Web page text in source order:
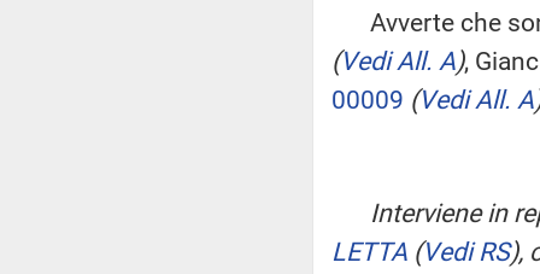
Avverte che
(Vedi All. A),
00009 (Vedi All. A
Interviene in
LETTA (Vedi RS),